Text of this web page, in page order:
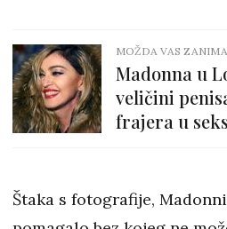
MOŽDA VAS ZANIMA
Madonna u
veličini
frajera u
Štaka s fotografije,